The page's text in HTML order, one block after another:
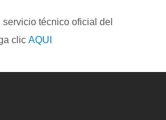
técnico oficial del
clic AQUI